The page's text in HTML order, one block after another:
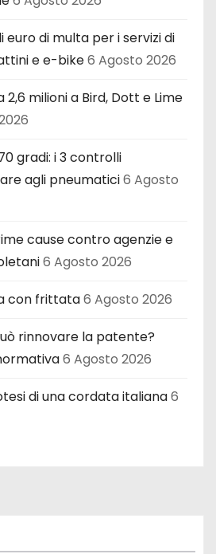
euro di multa per i servizi di
e e-bike6 Agosto 2026
milioni a Bird, Dott e Lime
gradi: i 3 controlli
agli pneumatici6 Agosto
cause contro agenzie e
6 Agosto 2026
con frittata6 Agosto 2026
rinnovare la patente?
6 Agosto 2026
di una cordata italiana6